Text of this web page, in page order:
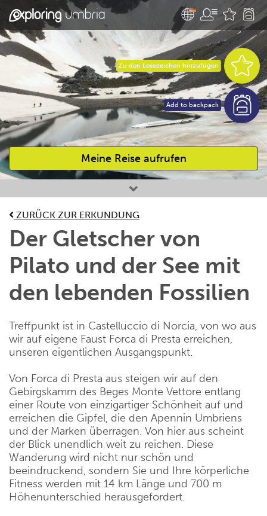
Meine Reise aufrufen
Bevorzugte Aktivitäten
Zu den Lesezeichen hinzufügen
Add to backpack
ZURÜCK ZUR ERKUNDUNG
Der Gletscher von
Pilato und der See mit
den lebenden Fossilien
Treffpunkt ist in Castelluccio di Norcia, von wo aus
wir auf eigene Faust Forca di Presta erreichen,
unseren eigentlichen Ausgangspunkt.
Von Forca di Presta aus steigen wir auf den
Gebirgskamm des Beges Monte Vettore entlang
einer Route von einzigartiger Schönheit auf und
erreichen die Gipfel, die den Apennin Umbriens
und der Marken überragen. Von hier aus scheint
der Blick unendlich weit zu reichen. Diese
Wanderung wird nicht nur schön und
beeindruckend, sondern Sie und Ihre körperliche
Fitness werden mit 14 km Länge und 700 m
Höhenunterschied herausgefordert.